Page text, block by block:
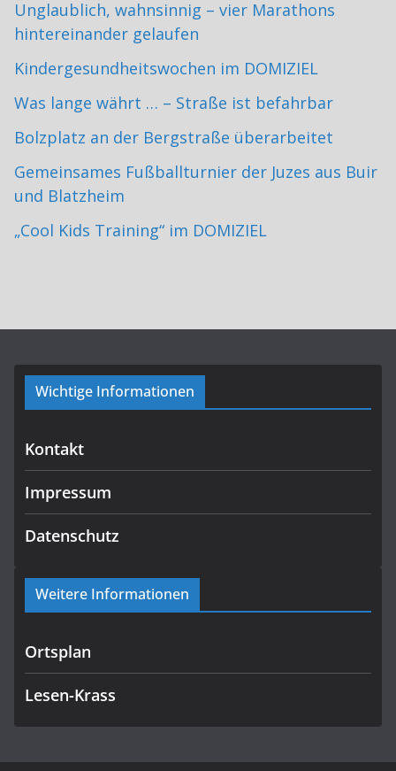
Unglaublich, wahnsinnig – vier Marathons
hintereinander gelaufen
Kindergesundheitswochen im DOMIZIEL
Was lange währt … – Straße ist befahrbar
Bolzplatz an der Bergstraße überarbeitet
Gemeinsames Fußballturnier der Juzes aus Buir
und Blatzheim
„Cool Kids Training“ im DOMIZIEL
Wichtige Informationen
Kontakt
Impressum
Datenschutz
Weitere Informationen
Ortsplan
Lesen-Krass